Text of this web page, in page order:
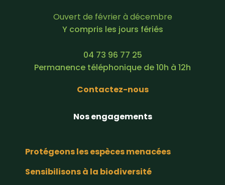
Ouvert de février à décembre
Y compris les jours fériés
04 73 96 77 25
Permanence téléphonique de 10h à 12h
Contactez-nous
Nos engagements
Protégeons les espèces menacées
Sensibilisons à la biodiversité